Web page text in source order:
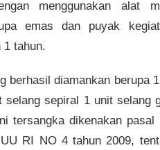
menggunakan alat
emas dan puyak
1 tahun.
berhasil diamankan berupa
sepiral 1 unit selang
tersangka dikenakan
RI NO 4 tahun 2009,